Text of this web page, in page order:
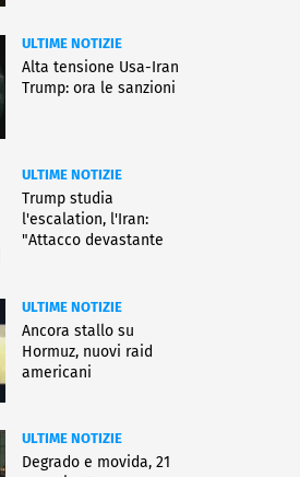
ULTIME NOTIZIE
Alta tensione Usa-Iran
Trump: ora le sanzioni
ULTIME NOTIZIE
Trump studia
l'escalation, l'Iran:
"Attacco devastante
ULTIME NOTIZIE
Ancora stallo su
Hormuz, nuovi raid
americani
ULTIME NOTIZIE
Degrado e movida, 21